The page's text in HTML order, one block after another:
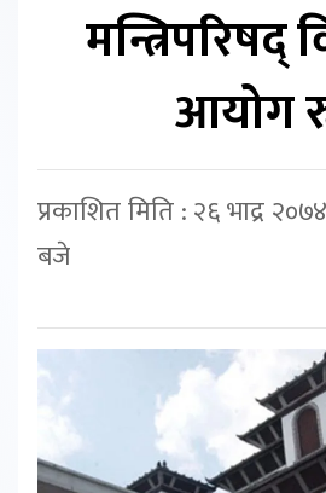
मन्त्रिपरिषद्
आयोग
प्रकाशित मिति : २६ भाद्र
बजे